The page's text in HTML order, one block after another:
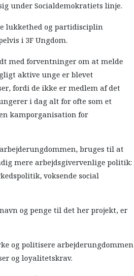
under Socialdemokratiets linje.
lukkethed og partidisciplin
i 3F Ungdom.
med forventninger om at melde
aktive unge er blevet
fordi de ikke er medlem af det
i dag alt for ofte som et
kamporganisation for
bruges til at
mere arbejdsgivervenlige politik:
voksende social
og penge til det her projekt, er
og politisere arbejderungdommen
og loyalitetskrav.